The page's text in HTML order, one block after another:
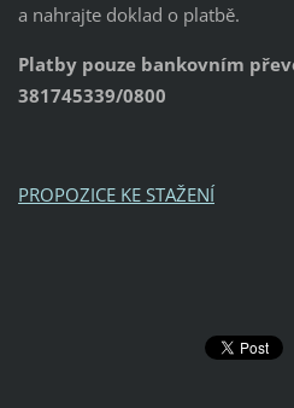
a nahrajte doklad o platbě.
Platby pouze bankovním
381745339/0800
PROPOZICE KE STAŽENÍ